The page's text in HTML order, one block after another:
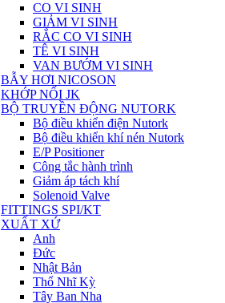
CO VI SINH
GIẢM VI SINH
RẮC CO VI SINH
TÊ VI SINH
VAN BƯỚM VI SINH
BẪY HƠI NICOSON
KHỚP NỐI JK
BỘ TRUYỀN ĐỘNG NUTORK
Bộ điều khiển điện Nutork
Bộ điều khiển khí nén Nutork
E/P Positioner
Công tắc hành trình
Giảm áp tách khí
Solenoid Valve
FITTINGS SPI/KT
XUẤT XỨ
Anh
Đức
Nhật Bản
Thổ Nhĩ Kỳ
Tây Ban Nha